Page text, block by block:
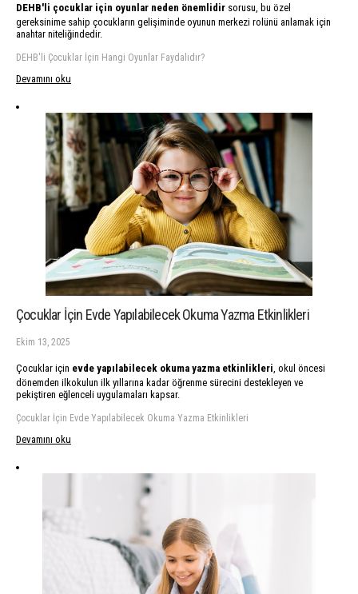
DEHB'li çocuklar için oyunlar neden önemlidir sorusu, bu özel
gereksinime sahip çocukların gelişiminde oyunun merkezi rolünü anlamak için
anahtar niteliğindedir.
DEHB'li Çocuklar İçin Hangi Oyunlar Faydalıdır?
Devamını oku
Çocuklar İçin Evde Yapılabilecek Okuma Yazma Etkinlikleri
Ekim 13, 2025
Çocuklar için evde yapılabilecek okuma yazma etkinlikleri , okul öncesi
dönemden ilkokulun ilk yıllarına kadar öğrenme sürecini destekleyen ve
pekiştiren eğlenceli uygulamaları kapsar.
Çocuklar İçin Evde Yapılabilecek Okuma Yazma Etkinlikleri
Devamını oku